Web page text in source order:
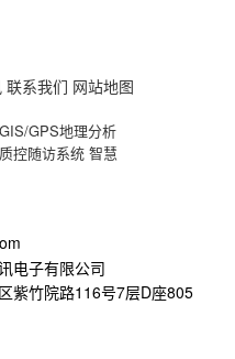
联系我们 网站地图
GPS地理分析
质控随访系统 智慧
电子有限公司
紫竹院路116号7层D座805